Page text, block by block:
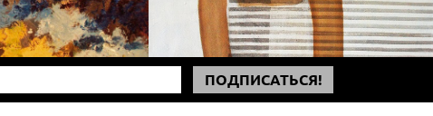
ПОДПИСАТЬСЯ!